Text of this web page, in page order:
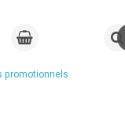
promotionnels